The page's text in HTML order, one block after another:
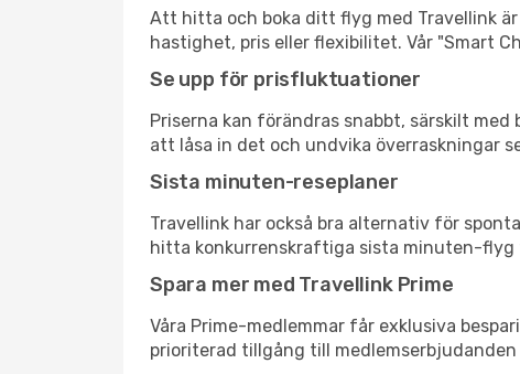
Att hitta och boka ditt flyg med Travellink
hastighet, pris eller flexibilitet. Vår "Smart
Se upp för prisfluktuationer
Priserna kan förändras snabbt, särskilt
att låsa in det och undvika överraskningar
Sista minuten-reseplaner
Travellink har också bra alternativ för
hitta konkurrenskraftiga sista minuten-flyg
Spara mer med Travellink Prime
Våra Prime-medlemmar får exklusiva
prioriterad tillgång till